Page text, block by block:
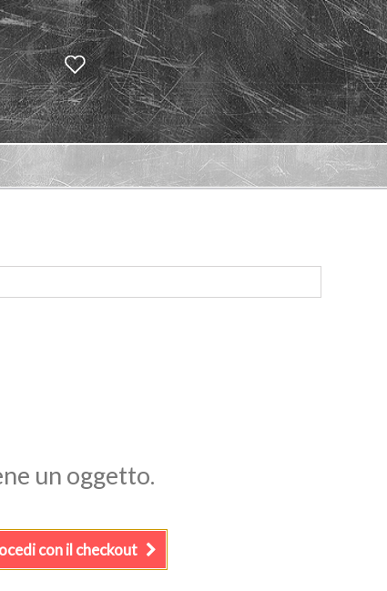
un oggetto.
con il checkout